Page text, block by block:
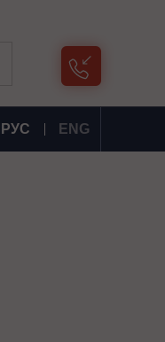
РУС ENG